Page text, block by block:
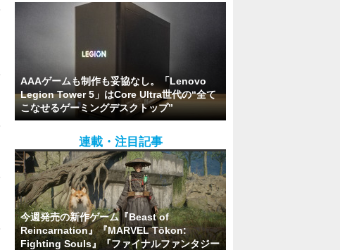
AAAゲームも制作も妥協なし。「Lenovo
Legion Tower 5」はCore Ultra世代の“全て
こなせるゲーミングデスクトップ”
連載・注目記事
今週発売の新作ゲーム『Beast of
Reincarnation』『MARVEL Tōkon:
Fighting Souls』『ファイナルファンタジー